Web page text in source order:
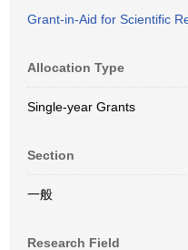
Grant-in-Aid for Scientific
Allocation Type
Single-year Grants
Section
一般
Research Field